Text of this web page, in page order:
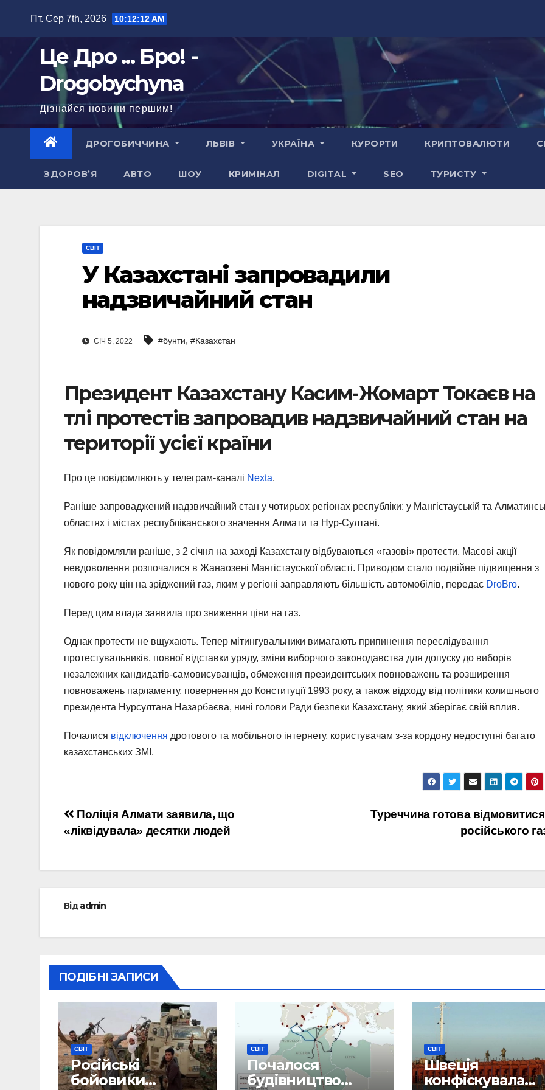
Пт. Сер 7th, 2026 10:12:13 AM
Це Дро ... Бро! -
Drogobychyna
Дізнайся новини першим!
ДРОГОБИЧЧИНА ЛЬВІВ УКРАЇНА КУРОРТИ КРИПТОВАЛЮТИ
ЗДОРОВ’Я АВТО ШОУ КРИМІНАЛ DIGITAL SEO ТУРИСТУ
СВІТ
У Казахстані запровадили
надзвичайний стан
СІЧ 5, 2022 #бунти, #Казахстан
Президент Казахстану Касим-Жомарт Токаєв на
тлі протестів запровадив надзвичайний стан на
території усієї країни
Про це повідомляють у телеграм-каналі Nexta.
Раніше запроваджений надзвичайний стан у чотирьох регіонах республіки: у Мангістауській та
областях і містах республіканського значення Алмати та Нур-Султані.
Як повідомляли раніше, з 2 січня на заході Казахстану відбуваються «газові» протести. Масові акції
невдоволення розпочалися в Жанаозені Мангістауської області. Приводом стало подвійне підвищення з
нового року цін на зріджений газ, яким у регіоні заправляють більшість автомобілів, передає DroBro.
Перед цим влада заявила про зниження ціни на газ.
Однак протести не вщухають. Тепер мітингувальники вимагають припинення переслідування
протестувальників​, повної відставки уряду, зміни виборчого законодавства для допуску до виборів
незалежних кандидатів-самовисуванців, обмеження президентських повноважень та розширення
повноважень парламенту, повернення до Конституції 1993 року, а також відходу від політики колишнього
президента Нурсултана Назарбаєва, нині голови Ради безпеки Казахстану, який зберігає свій вплив.
Почалися відключення дротового та мобільного інтернету, користувачам з-за кордону недоступні багато
казахстанських ЗМІ.
Навігація
записів
Туреччина готова відмовитися
російського
Поліція Алмати заявила, що
«ліквідувала» десятки людей
Відadmin
ПОДІБНІ ЗАПИСИ
СВІТ
Російські
бойовики
СВІТ
Почалося
будівництво
СВІТ
Швеція
конфіскувала